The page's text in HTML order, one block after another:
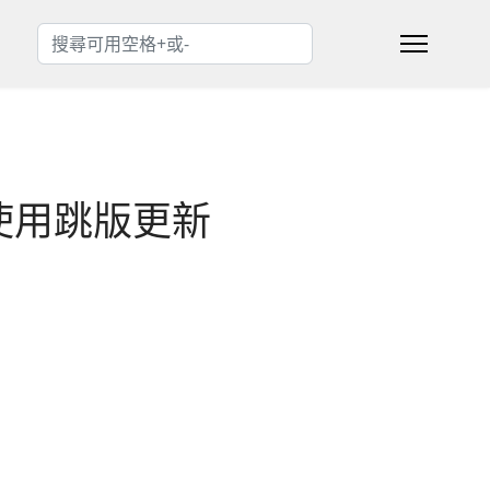
搜索
跳版更新